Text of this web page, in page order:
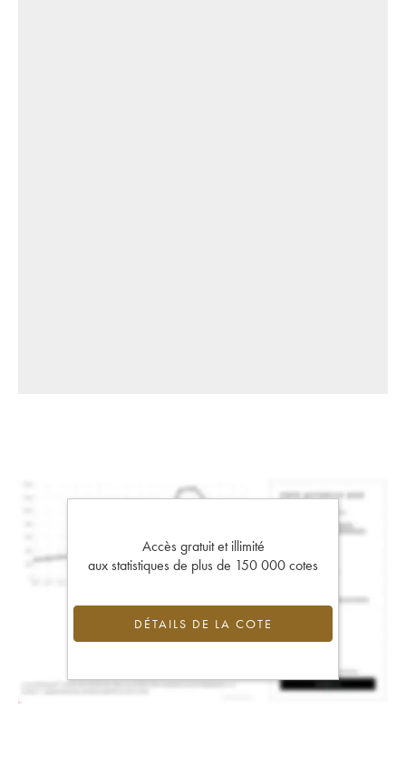
Accès gratuit et illimité
aux statistiques de plus de 150 000 cotes
DÉTAILS DE LA COTE